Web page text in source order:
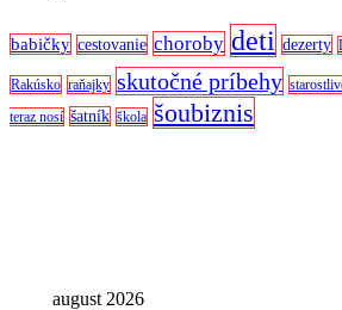
babičky cestovanie choroby deti dezerty
Rakúsko raňajky skutočné príbehy
teraz nosí šatník škola šoubiznis
august 2026